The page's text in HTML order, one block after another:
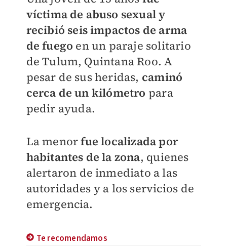
víctima de abuso sexual y
recibió seis impactos de arma
de fuego en un paraje solitario
de Tulum, Quintana Roo. A
pesar de sus heridas, caminó
cerca de un kilómetro para
pedir ayuda.
La menorfue localizada por
habitantes de la zona, quienes
alertaron de inmediato a las
autoridades y a los servicios de
emergencia.
Te recomendamos